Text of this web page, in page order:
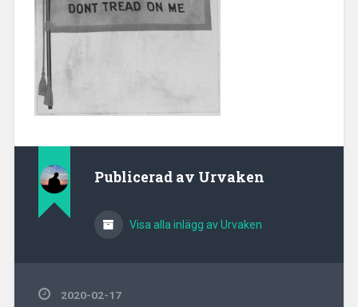
Publicerad av Urvaken
Visa alla inlägg av Urvaken
2020-02-17